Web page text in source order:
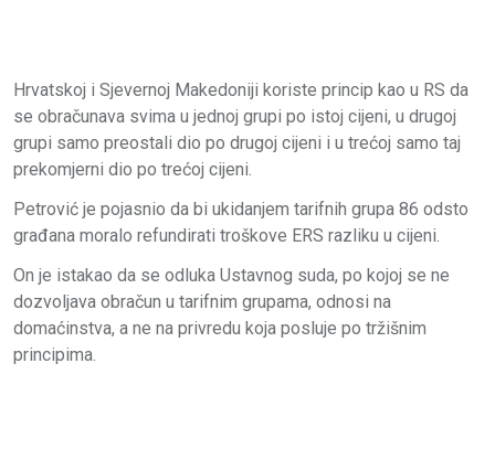
Hrvatskoj i Sjevernoj Makedoniji koriste princip kao u RS da
se obračunava svima u jednoj grupi po istoj cijeni, u drugoj
grupi samo preostali dio po drugoj cijeni i u trećoj samo taj
prekomjerni dio po trećoj cijeni.
Petrović je pojasnio da bi ukidanjem tarifnih grupa 86 odsto
građana moralo refundirati troškove ERS razliku u cijeni.
On je istakao da se odluka Ustavnog suda, po kojoj se ne
dozvoljava obračun u tarifnim grupama, odnosi na
domaćinstva, a ne na privredu koja posluje po tržišnim
principima.